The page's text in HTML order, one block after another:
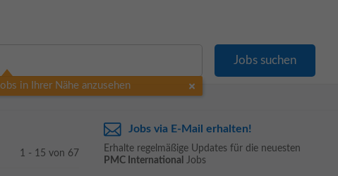
in Ihrer Nähe anzusehen
1 - 15 von 67
Jobs via E-Mail erhalten!
Erhalte regelmäßige Updates für die neuesten
PMC International Jobs